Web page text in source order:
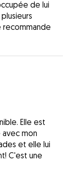
de lui
recommande
Elle est
mon
et elle lui
C'est une